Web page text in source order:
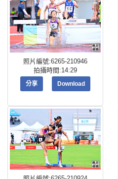
照片編號:6265-210946
拍攝時間:14:29
分享 Download